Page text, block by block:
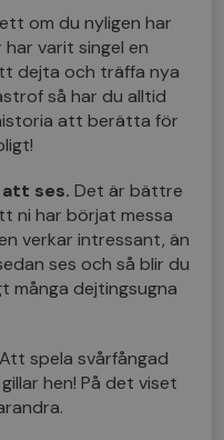
om du nyligen har
varit singel en
dejta och träffa nya
så har du alltid
att berätta för
ses. Det är bättre
ni har börjat messa
verkar intressant, än
ses och så blir du
många dejtingsugna
Att spela svårfångad
hen! På det viset